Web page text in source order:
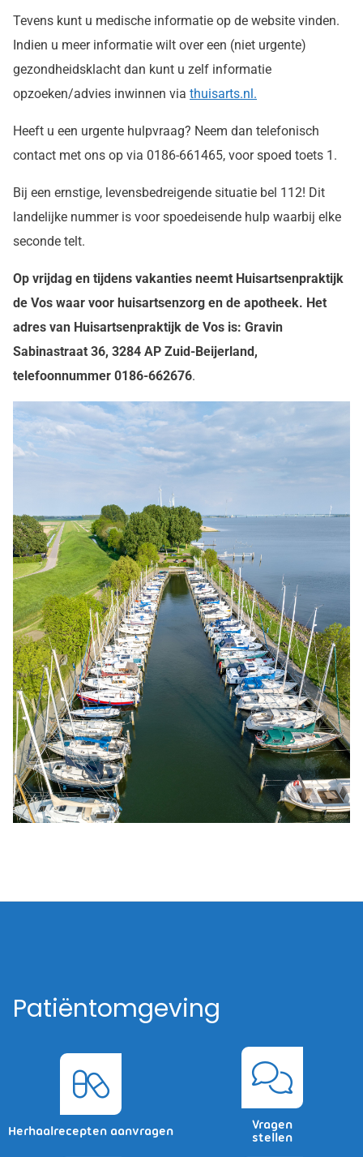
Tevens kunt u medische informatie op de website vinden.
Indien u meer informatie wilt over een (niet urgente)
gezondheidsklacht dan kunt u zelf informatie
opzoeken/advies inwinnen via thuisarts.nl.
Heeft u een urgente hulpvraag? Neem dan telefonisch
contact met ons op via 0186-661465, voor spoed toets 1.
Bij een ernstige, levensbedreigende situatie bel 112! Dit
landelijke nummer is voor spoedeisende hulp waarbij elke
seconde telt.
Op vrijdag en tijdens vakanties neemt Huisartsenpraktijk
de Vos waar voor huisartsenzorg en de apotheek. Het
adres van Huisartsenpraktijk de Vos is: Gravin
Sabinastraat 36, 3284 AP Zuid-Beijerland,
telefoonnummer 0186-662676.
Patiëntomgeving
Herhaalrecepten aanvragen
Vragen
stellen